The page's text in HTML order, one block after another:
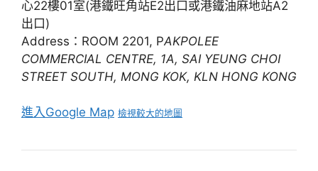
心22樓01室(港鐵旺角站E2出口或港鐵油麻地站A2
出口)
Address：ROOM 2201, PAKPOLEE
COMMERCIAL CENTRE, 1A, SAI YEUNG CHOI
STREET SOUTH, MONG KOK, KLN HONG KONG
進入Google Map 檢視較大的地圖